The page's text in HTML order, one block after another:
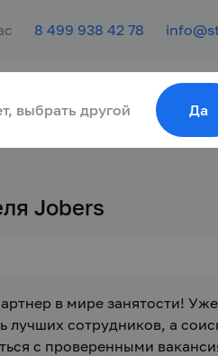
8 499 938 42 78
Для молодёжи
Jobers
в мире занятости!
лучших сотрудников, а
с проверенными
выбрать другой Да